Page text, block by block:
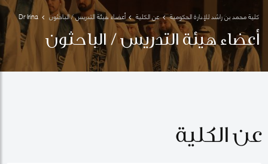
كلية محمد بن راشد للإدارة الحكومية عن الكلية أعضاء هيئة التدريس / الباحثون
Dr Irina
Berezhnova
Godchaux
أعضاء هيئة التدريس / الباحثون
عن الكلية